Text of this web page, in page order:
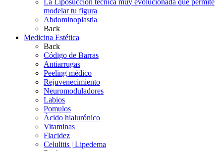
La Liposucción técnica muy evolucionada que permite
modelar tu figura
Abdominoplastia
Back
Medicina Estética
Back
Código de Barras
Antiarrugas
Peeling médico
Rejuvenecimiento
Neuromoduladores
Labios
Pomulos
Ácido hialurónico
Vitaminas
Flacidez
Celulitis | Lipedema